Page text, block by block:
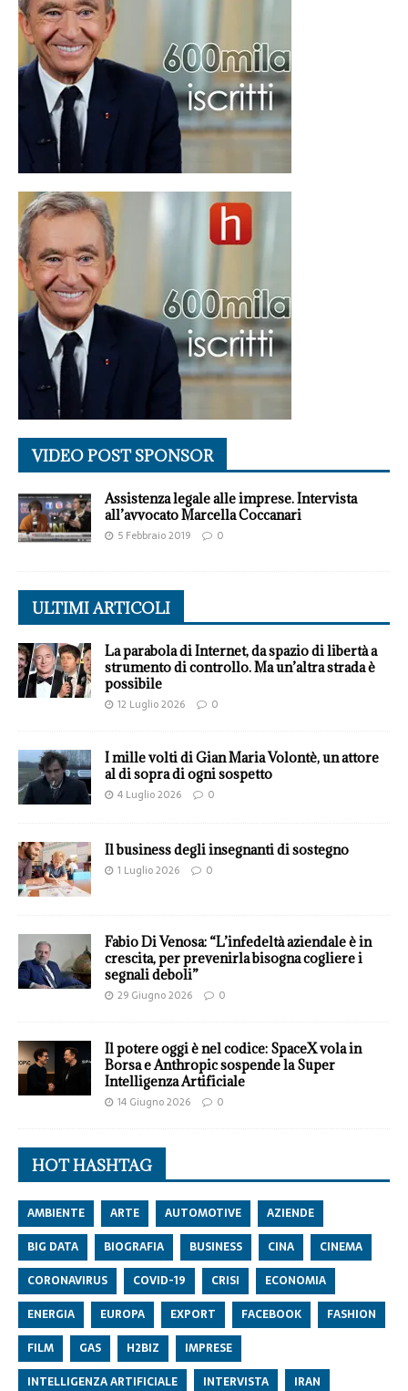
VIDEO POST SPONSOR
Assistenza legale alle imprese. Intervista
all’avvocato Marcella Coccanari
5 Febbraio 2019 0
ULTIMI ARTICOLI
La parabola di Internet, da spazio di libertà a
strumento di controllo. Ma un’altra strada è
possibile
12 Luglio 2026 0
I mille volti di Gian Maria Volontè, un attore
al di sopra di ogni sospetto
4 Luglio 2026 0
Il business degli insegnanti di sostegno
1 Luglio 2026 0
Fabio Di Venosa: “L’infedeltà aziendale è in
crescita, per prevenirla bisogna cogliere i
segnali deboli”
29 Giugno 2026 0
Il potere oggi è nel codice: SpaceX vola in
Borsa e Anthropic sospende la Super
Intelligenza Artificiale
14 Giugno 2026 0
HOT HASHTAG
AMBIENTE ARTE AUTOMOTIVE
AZIENDE
BIG DATA
BIOGRAFIA BUSINESS CINA
CINEMA
CORONAVIRUS
COVID-19 CRISI
ECONOMIA
ENERGIA
EUROPA EXPORT FACEBOOK
FASHION
FILM
GAS H2BIZ
IMPRESE
INTELLIGENZA ARTIFICIALE
INTERVISTA IRAN